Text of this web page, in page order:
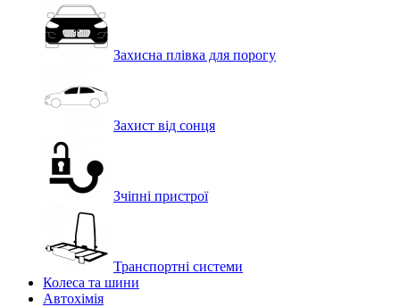
Захисна плівка для порогу
Захист від сонця
Зчіпні пристрої
Транспортні системи
Колеса та шини
Автохімія